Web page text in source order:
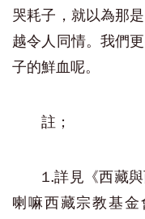
哭耗子，就以為那
越令人同情。我們
子的鮮血呢。
註；
1.詳見《西藏
喇嘛西藏宗教基